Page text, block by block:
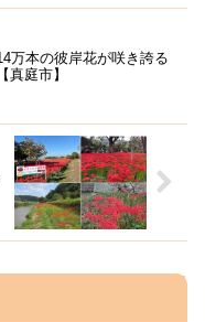
万本の彼岸花が咲き誇る
真庭市】